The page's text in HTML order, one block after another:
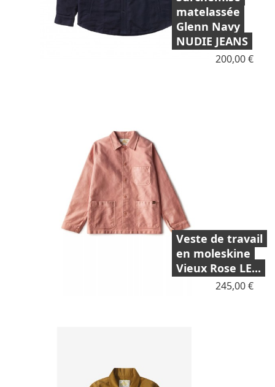
matelassée
Glenn Navy
NUDIE JEANS
Prix
200,00 €
Veste de travail
en moleskine
Vieux Rose LE...
Prix
245,00 €